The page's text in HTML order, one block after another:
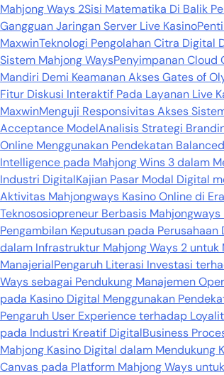
Mahjong Ways 2Sisi Matematika Di Balik
Gangguan Jaringan Server Live Kasino
MaxwinTeknologi Pengolahan Citra Digital
Sistem Mahjong WaysPenyimpanan Cloud
Mandiri Demi Keamanan Akses Gates of
Fitur Diskusi Interaktif Pada Layanan Live
MaxwinMenguji Responsivitas Akses
Acceptance ModelAnalisis Strategi
Online Menggunakan Pendekatan
Intelligence pada Mahjong Wins 3 dalam
Industri DigitalKajian Pasar Modal Digital
Aktivitas Mahjongways Kasino Online di
Teknososiopreneur Berbasis
Pengambilan Keputusan pada Perusahaan
dalam Infrastruktur Mahjong Ways 2
ManajerialPengaruh Literasi Investasi
Ways sebagai Pendukung Manajemen
pada Kasino Digital Menggunakan
Pengaruh User Experience terhadap
pada Industri Kreatif DigitalBusiness
Mahjong Kasino Digital dalam Mendukung
Canvas pada Platform Mahjong Ways